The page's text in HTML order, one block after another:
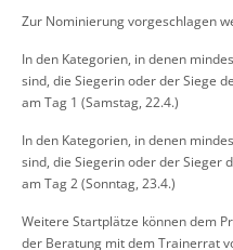
Zur Nominierung vorgeschlagen
In den Kategorien, in denen
sind, die Siegerin oder der Siege
am Tag 1 (Samstag, 22.4.)
In den Kategorien, in denen
sind, die Siegerin oder der Sieger
am Tag 2 (Sonntag, 23.4.)
Weitere Startplätze können dem
der Beratung mit dem Trainerrat